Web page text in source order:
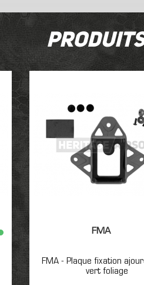
FMA
FMA - Plaque fixation
vert foliage